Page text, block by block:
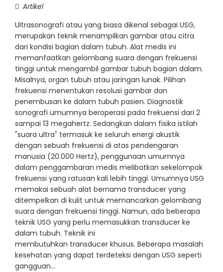
Artikel
Ultrasonografi atau yang biasa dikenal sebagai USG,
merupakan teknik menampilkan gambar atau citra
dari kondisi bagian dalam tubuh. Alat medis ini
memanfaatkan gelombang suara dengan frekuensi
tinggi untuk mengambil gambar tubuh bagian dalam.
Misalnya, organ tubuh atau jaringan lunak. Pilihan
frekuensi menentukan resolusi gambar dan
penembusan ke dalam tubuh pasien. Diagnostik
sonografi umumnya beroperasi pada frekuensi dari 2
sampai 13 megahertz. Sedangkan dalam fisika istilah
"suara ultra" termasuk ke seluruh energi akustik
dengan sebuah frekuensi di atas pendengaran
manusia (20.000 Hertz), penggunaan umumnya
dalam penggambaran medis melibatkan sekelompok
frekuensi yang ratusan kali lebih tinggi. Umumnya USG
memakai sebuah alat bernama transducer yang
ditempelkan di kulit untuk memancarkan gelombang
suara dengan frekuensi tinggi. Namun, ada beberapa
teknik USG yang perlu memasukkan transducer ke
dalam tubuh. Teknik ini
membutuhkan transducer khusus. Beberapa masalah
kesehatan yang dapat terdeteksi dengan USG seperti
gangguan…